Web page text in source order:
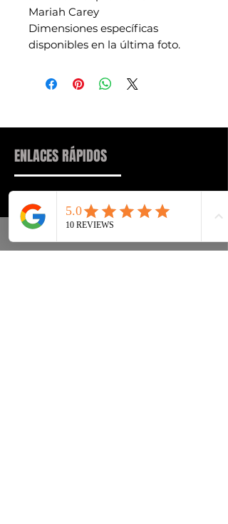
Mariah Carey
Dimensiones específicas
disponibles en la última foto.
ENLACES RÁPIDOS
Sneakers
Streetwear
Accesorios
Preguntas frecuentes
Entrega y entrega Atrás
política de confidencialidad